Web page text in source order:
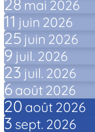
28 mai 2026
11 juin 2026
25 juin 2026
9 juil. 2026
23 juil. 2026
6août 2026
20 août 2026
3 sept. 2026